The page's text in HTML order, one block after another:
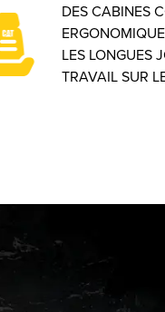
DES CABINES
LES LONGUES
TRAVAIL SUR